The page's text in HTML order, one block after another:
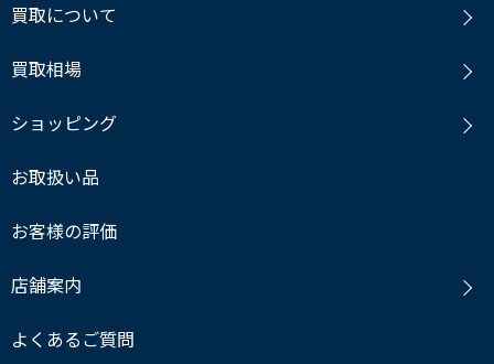
買取について
買取相場
ショッピング
お取扱い品
お客様の評価
店舗案内
よくあるご質問